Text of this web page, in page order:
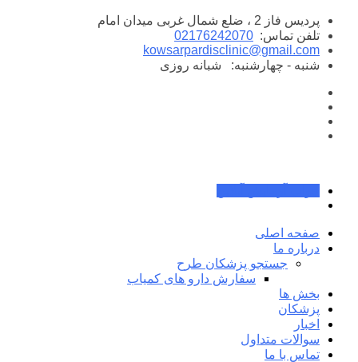
پرش
محتوا
پردیس فاز 2 ، ضلع شمال غربی میدان امام
تلفن تماس: 02176242070
kowsarpardisclinic@gmail.com
شنبه - چهارشنبه:
شبانه روزی
صفحه اصلی
درباره ما
جستجو پزشکان طرح
سفارش دارو های کمیاب
بخش ها
پزشکان
اخبار
سوالات متداول
تماس با ما